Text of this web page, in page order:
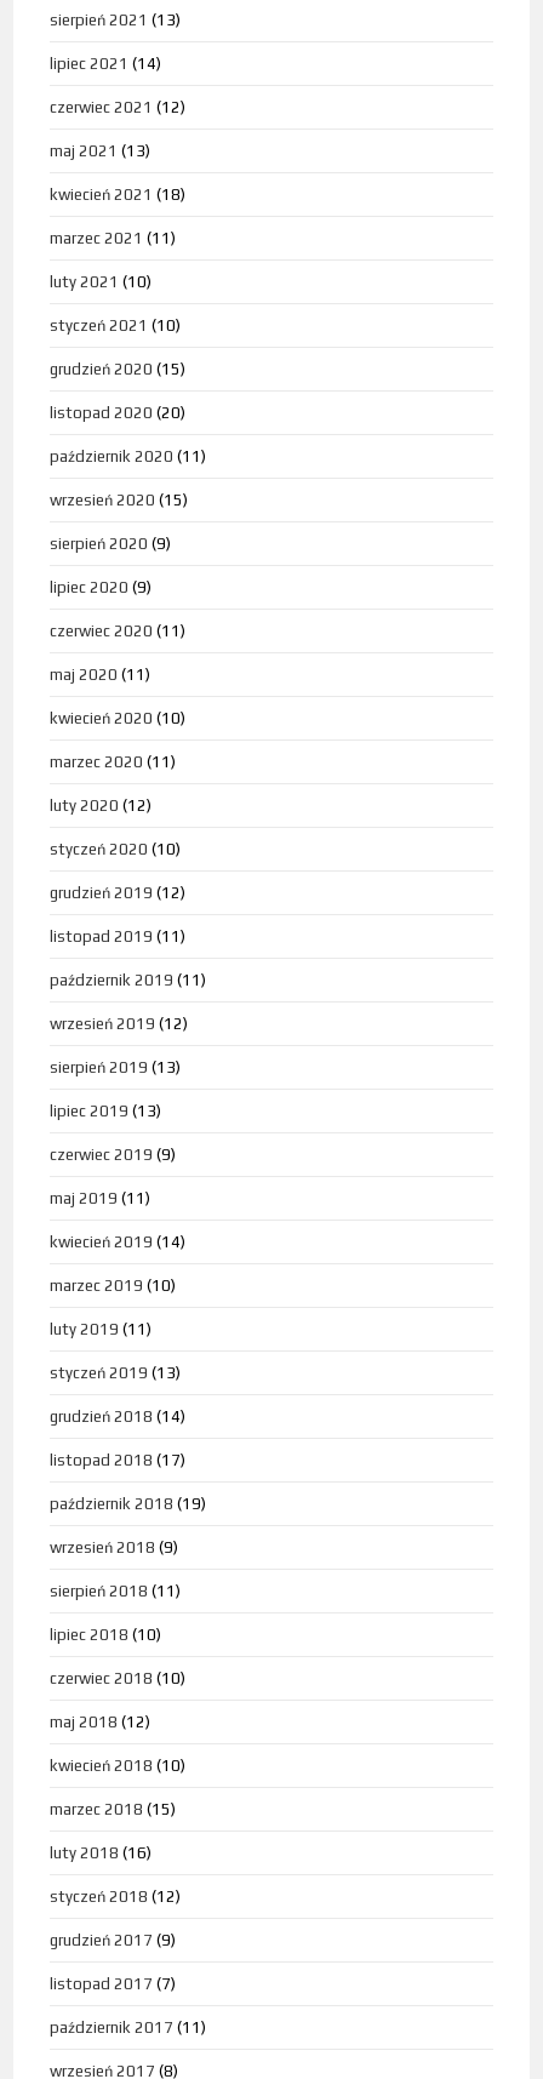
sierpień 2021 (13)
lipiec 2021 (14)
czerwiec 2021 (12)
maj 2021 (13)
kwiecień 2021 (18)
marzec 2021 (11)
luty 2021 (10)
styczeń 2021 (10)
grudzień 2020 (15)
listopad 2020 (20)
październik 2020 (11)
wrzesień 2020 (15)
sierpień 2020 (9)
lipiec 2020 (9)
czerwiec 2020 (11)
maj 2020 (11)
kwiecień 2020 (10)
marzec 2020 (11)
luty 2020 (12)
styczeń 2020 (10)
grudzień 2019 (12)
listopad 2019 (11)
październik 2019 (11)
wrzesień 2019 (12)
sierpień 2019 (13)
lipiec 2019 (13)
czerwiec 2019 (9)
maj 2019 (11)
kwiecień 2019 (14)
marzec 2019 (10)
luty 2019 (11)
styczeń 2019 (13)
grudzień 2018 (14)
listopad 2018 (17)
październik 2018 (19)
wrzesień 2018 (9)
sierpień 2018 (11)
lipiec 2018 (10)
czerwiec 2018 (10)
maj 2018 (12)
kwiecień 2018 (10)
marzec 2018 (15)
luty 2018 (16)
styczeń 2018 (12)
grudzień 2017 (9)
listopad 2017 (7)
październik 2017 (11)
wrzesień 2017 (8)